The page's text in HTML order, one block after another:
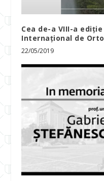
Cea de-a VIII-a
Internaţional de
22/05/2019